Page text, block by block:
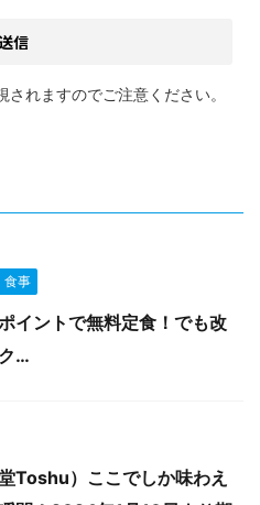
れますのでご注意ください。
食事
イントで無料定食！でも改
…
堂Toshu）ここでしか味わえ